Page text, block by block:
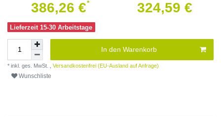
386,26 €
* 324,59 €
Lieferzeit 15-30 Arbeitstage
In den Warenkorb
* inkl. ges. MwSt. , Versandkostenfrei (EU-Ausland auf Anfrage)
Wunschliste